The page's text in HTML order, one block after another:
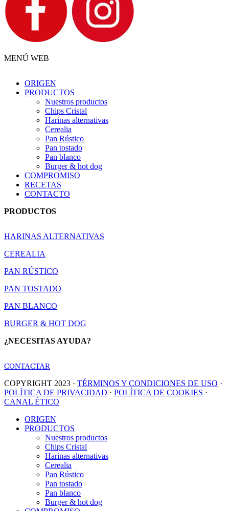
MENÚ WEB
ORIGEN
PRODUCTOS
Nuestros productos
Chips Cristal
Harinas alternativas
Cerealia
Pan Rústico
Pan tostado
Pan blanco
Burger & hot dog
COMPROMISO
RECETAS
CONTACTO
PRODUCTOS
HARINAS ALTERNATIVAS
CEREALIA
PAN RÚSTICO
PAN TOSTADO
PAN BLANCO
BURGER & HOT DOG
¿NECESITAS AYUDA?
CONTACTAR
COPYRIGHT 2023 · TÉRMINOS Y CONDICIONES DE USO ·
POLÍTICA DE PRIVACIDAD · POLÍTICA DE COOKIES ·
CANAL ÉTICO
Close
Menu
ORIGEN
PRODUCTOS
Nuestros productos
Chips Cristal
Harinas alternativas
Cerealia
Pan Rústico
Pan tostado
Pan blanco
Burger & hot dog